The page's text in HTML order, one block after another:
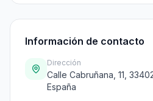
Información de contacto
Dirección
Calle Cabruñana, 11,
España